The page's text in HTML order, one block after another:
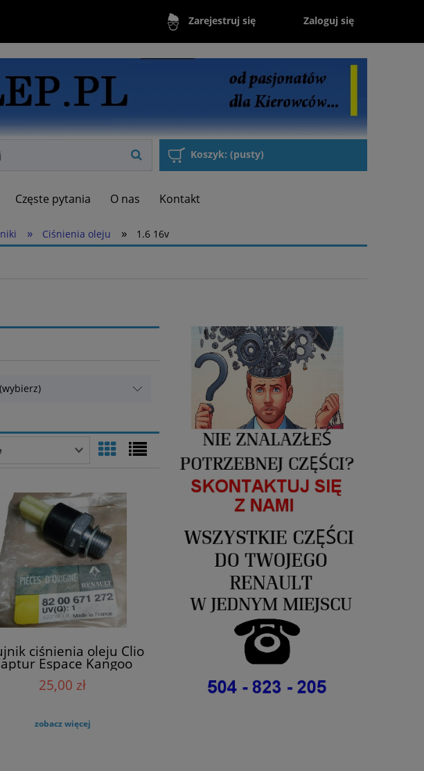
Zarejestruj się Zaloguj się
Koszyk: (pusty)
Częste pytania O nas Kontakt
» Ciśnienia oleju » 1.6 16v
ciśnienia oleju Clio
Espace Kangoo
Kadjar Laguna Renault
8200970474
25,00 zł
zobacz więcej